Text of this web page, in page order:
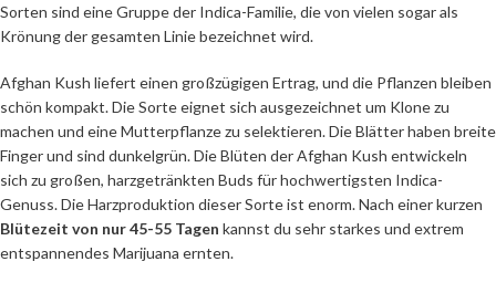
Sorten sind eine Gruppe der Indica-Familie, die von vielen sogar als
Krönung der gesamten Linie bezeichnet wird.
Afghan Kush liefert einen großzügigen Ertrag, und die Pflanzen bleiben
schön kompakt. Die Sorte eignet sich ausgezeichnet um Klone zu
machen und eine Mutterpflanze zu selektieren. Die Blätter haben breite
Finger und sind dunkelgrün. Die Blüten der Afghan Kush entwickeln
sich zu großen, harzgetränkten Buds für hochwertigsten Indica-
Genuss. Die Harzproduktion dieser Sorte ist enorm. Nach einer kurzen
Blütezeit von nur 45-55 Tagen kannst du sehr starkes und extrem
entspannendes Marijuana ernten.